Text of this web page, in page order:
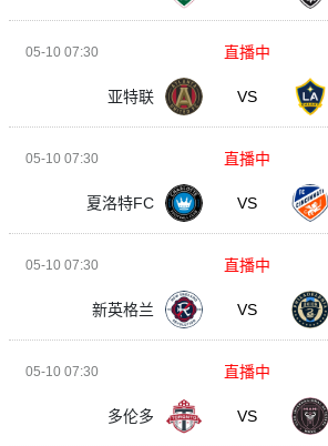
05-10 07:30
亚特联 VS
直播中
05-10 07:30
夏洛特FC VS
直播中
05-10 07:30
新英格兰 VS
直播中
05-10 07:30
多伦多 VS
直播中